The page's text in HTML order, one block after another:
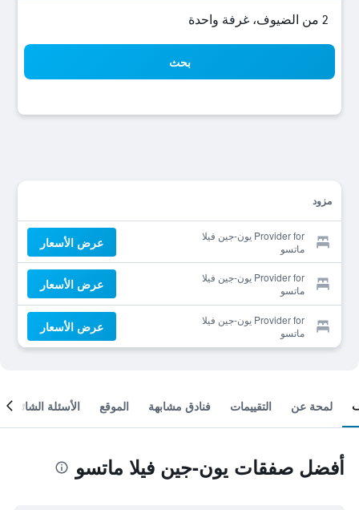
2 من الضيوف، غرفة واحدة
بحث
مزود
Provider for يون-جين فيلا
ماتسو
عرض الأسعار
Provider for يون-جين فيلا
ماتسو
عرض الأسعار
Provider for يون-جين فيلا
ماتسو
عرض الأسعار
لمحة عن التقييمات فنادق مشابهة الموقع الأسئلة الشائعة
أفضل صفقات يون-جين فيلا ماتسو